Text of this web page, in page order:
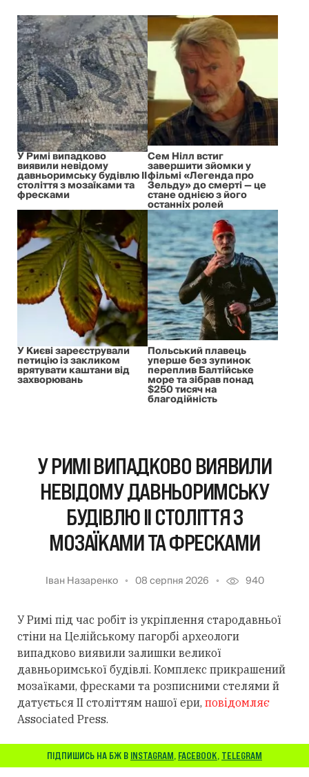
У Римі випадково
виявили невідому
давньоримську будівлю II
століття з мозаїками та
фресками
Сем Нілл встиг
завершити зйомки у
фільмі «Легенда про
Зельду» до смерті — це
стане однією з його
останніх ролей
У Києві зареєстрували
петицію із закликом
врятувати каштани від
захворювань
Польський плавець
уперше без зупинок
переплив Балтійське
море та зібрав понад
$250 тисяч на
благодійність
У РИМІ ВИПАДКОВО ВИЯВИЛИ
НЕВІДОМУ ДАВНЬОРИМСЬКУ
БУДІВЛЮ II СТОЛІТТЯ З
МОЗАЇКАМИ ТА ФРЕСКАМИ
Іван Назаренко 08 серпня 2026 940
У Римі під час робіт із укріплення стародавньої
стіни на Целійському пагорбі археологи
випадково виявили залишки великої
давньоримської будівлі. Комплекс прикрашений
мозаїками, фресками та розписними стелями й
датується II століттям нашої ери, повідомляє
Associated Press.
ПІДПИШИСЬ НА БЖ В INSTAGRAM, FACEBOOK, TELEGRAM